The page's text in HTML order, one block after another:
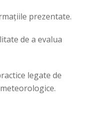
prezentate.
de a evalua
legate de